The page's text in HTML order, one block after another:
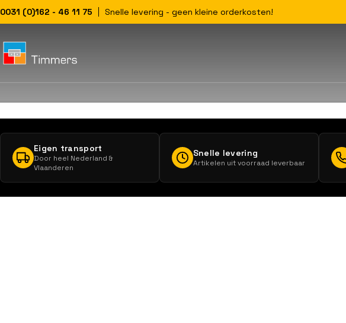
0031 (0)162 - 46 11 75 Snelle levering - geen kleine orderkosten!
Eigen transport
Door heel Nederland &
Vlaanderen
Snelle levering
Artikelen uit voorraad leverbaar